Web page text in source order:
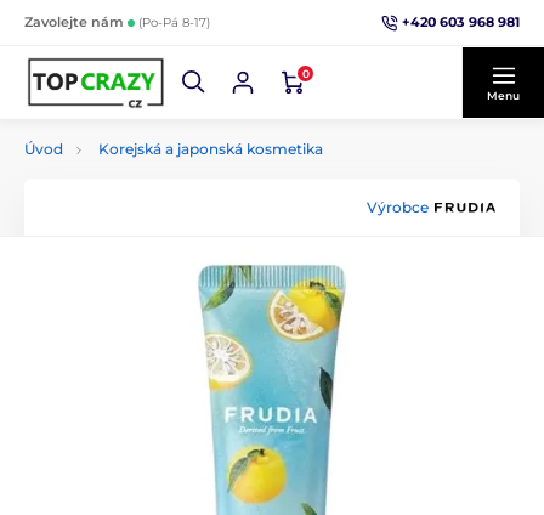
Zavolejte nám (Po-Pá 8-17) +420 603 968 981
0
Menu
Úvod Korejská a japonská kosmetika
Výrobce